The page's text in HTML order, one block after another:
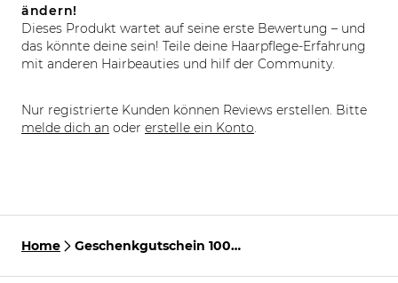
ändern!
Dieses Produkt wartet auf seine erste Bewertung – und
das könnte deine sein! Teile deine Haarpflege-Erfahrung
mit anderen Hairbeauties und hilf der Community.
Nur registrierte Kunden können Reviews erstellen. Bitte
melde dich an oder erstelle ein Konto.
Home
Geschenkgutschein 100